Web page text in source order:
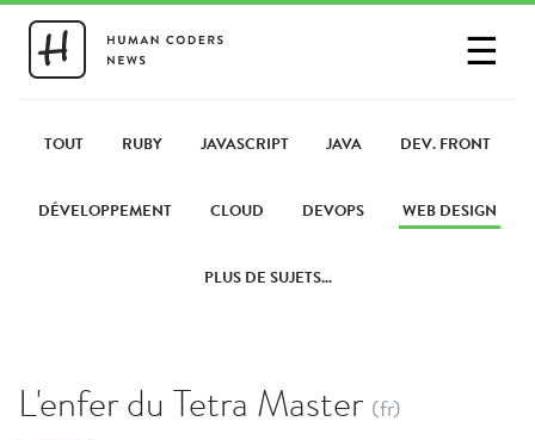
☰
PARTAGER UN LIEN
TOUT RUBY JAVASCRIPT JAVA DEV. FRONT
DÉVELOPPEMENT CLOUD DEVOPS WEB DESIGN
PLUS DE SUJETS...
L'enfer du Tetra Master (fr)